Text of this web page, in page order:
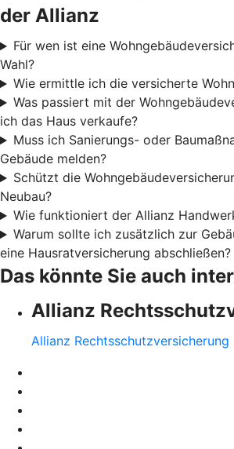
der Allianz
Für wen ist eine
Wahl?
Wie ermittle ich die versicherte
Was passiert mit der
ich das Haus verkaufe?
Muss ich Sanierungs- oder
Gebäude melden?
Schützt die
Neubau?
Wie funktioniert der Allianz
Warum sollte ich zusätzlich zur
eine Hausratversicherung abschließen?
Das könnte Sie auch
Allianz
Allianz Rechtsschutzversicherung